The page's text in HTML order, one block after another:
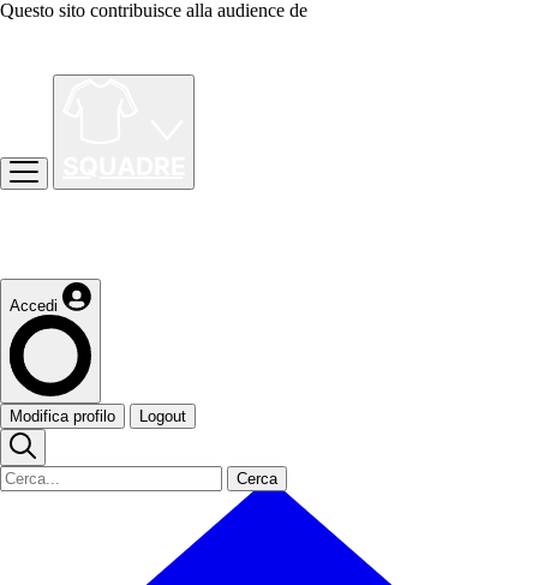
Questo sito contribuisce alla audience de
Accedi
Modifica profilo Logout
Cerca